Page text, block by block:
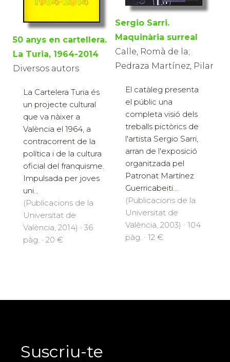
50 anys en cartellera.
La Turia, 1964-2014
Diversos autors
La Cartelera Turia és
un projecte cultural
que va nàixer a
València el 1964, a
contracorrent de la
política i de la cultura
oficial del franquisme.
Impulsada per joves
uni...
(Publicacions de la
Universitat de
València, 2014) · 36
pàg. · 20 €
Sergio Sarri.
Maquinària surreal
Calle, Romà de la;
Pedraza Martínez, Pilar
El catàleg presenta
el públic una
completa visió dels
treballs pictòrics de
l'artista Sergio Sarri,
arran de l'exposició
organitzada pel
Patronat Martínez
Guerricabeiti...
(Publicacions de la
Universitat de
València, 2003) · 104
pàg. · 12 €
Suscriu-te